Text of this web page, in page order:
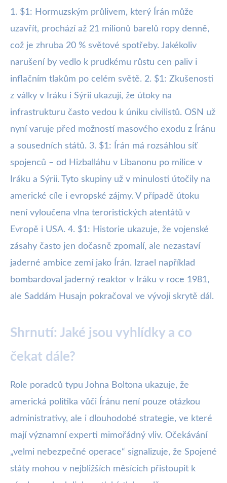
1. $1: Hormuzským průlivem, který Írán může
uzavřít, prochází až 21 milionů barelů ropy denně,
což je zhruba 20 % světové spotřeby. Jakékoliv
narušení by vedlo k prudkému růstu cen paliv i
inflačním tlakům po celém světě. 2. $1: Zkušenosti
z války v Iráku i Sýrii ukazují, že útoky na
infrastrukturu často vedou k úniku civilistů. OSN už
nyní varuje před možností masového exodu z Íránu
a sousedních států. 3. $1: Írán má rozsáhlou síť
spojenců – od Hizballáhu v Libanonu po milice v
Iráku a Sýrii. Tyto skupiny už v minulosti útočily na
americké cíle i evropské zájmy. V případě útoku
není vyloučena vlna teroristických atentátů v
Evropě i USA. 4. $1: Historie ukazuje, že vojenské
zásahy často jen dočasně zpomalí, ale nezastaví
jaderné ambice zemí jako Írán. Izrael například
bombardoval jaderný reaktor v Iráku v roce 1981,
ale Saddám Husajn pokračoval ve vývoji skrytě dál.
Shrnutí: Jaké jsou vyhlídky a co
čekat dále?
Role poradců typu Johna Boltona ukazuje, že
americká politika vůči Íránu není pouze otázkou
administrativy, ale i dlouhodobé strategie, ve které
mají významní experti mimořádný vliv. Očekávání
„velmi nebezpečné operace“ signalizuje, že Spojené
státy mohou v nejbližších měsících přistoupit k